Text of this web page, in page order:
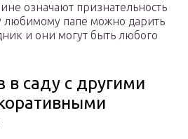
означают признательность
любимому папе можно дарить
и они могут быть любого
в саду с другими